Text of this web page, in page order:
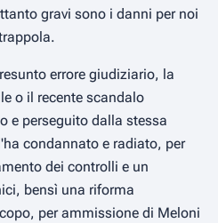
gravi sono i danni per noi
errore giudiziario, la
o il recente scandalo
e perseguito dalla stessa
condannato e radiato, per
dei controlli e un
bensì una riforma
per ammissione di Meloni